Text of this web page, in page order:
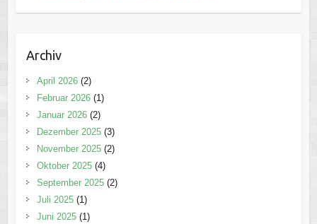
Archiv
April 2026(2)
Februar 2026(1)
Januar 2026(2)
Dezember 2025(3)
November 2025(2)
Oktober 2025(4)
September 2025(2)
Juli 2025(1)
Juni 2025(1)